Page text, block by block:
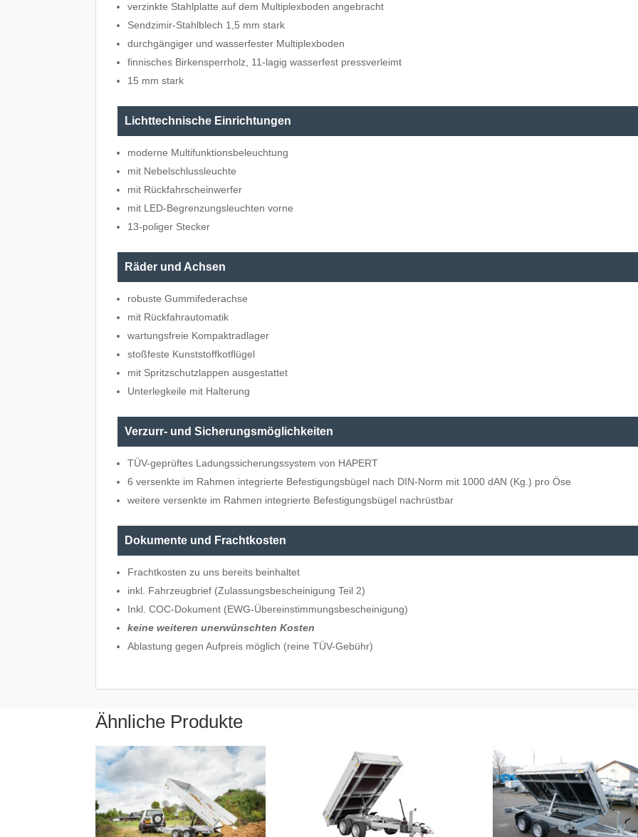
verzinkte Stahlplatte auf dem Multiplexboden angebracht
Sendzimir-Stahlblech 1,5 mm stark
durchgängiger und wasserfester Multiplexboden
finnisches Birkensperrholz, 11-lagig wasserfest pressverleimt
15 mm stark
Lichttechnische Einrichtungen
moderne Multifunktionsbeleuchtung
mit Nebelschlussleuchte
mit Rückfahrscheinwerfer
mit LED-Begrenzungsleuchten vorne
13-poliger Stecker
Räder und Achsen
robuste Gummifederachse
mit Rückfahrautomatik
wartungsfreie Kompaktradlager
stoßfeste Kunststoffkotflügel
mit Spritzschutzlappen ausgestattet
Unterlegkeile mit Halterung
Verzurr- und Sicherungsmöglichkeiten
TÜV-geprüftes Ladungssicherungssystem von HAPERT
6 versenkte im Rahmen integrierte Befestigungsbügel nach DIN-Norm mit 1000 dAN (Kg.) pro Öse
weitere versenkte im Rahmen integrierte Befestigungsbügel nachrüstbar
Dokumente und Frachtkosten
Frachtkosten zu uns bereits beinhaltet
inkl. Fahrzeugbrief (Zulassungsbescheinigung Teil 2)
Inkl. COC-Dokument (EWG-Übereinstimmungsbescheinigung)
keine weiteren unerwünschten Kosten
Ablastung gegen Aufpreis möglich (reine TÜV-Gebühr)
Ähnliche Produkte